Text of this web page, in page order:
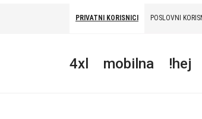
PRIVATNI KORISNICI POSLOVNI
4xl mobilna !hej